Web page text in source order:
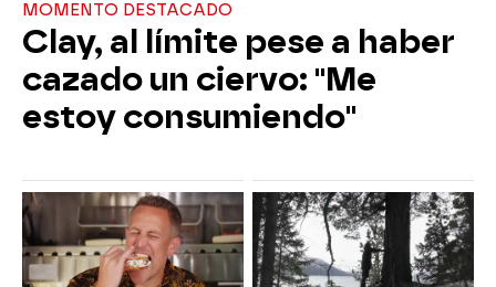
MOMENTO DESTACADO
Clay, al límite pese a haber
cazado un ciervo: "Me
estoy consumiendo"